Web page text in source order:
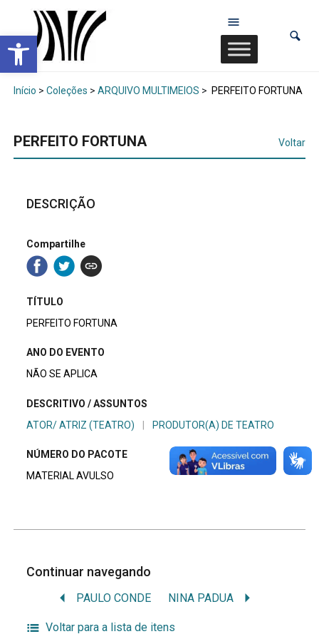
Abrir a barra de ferramentas
Início > Coleções > ARQUIVO MULTIMEIOS > PERFEITO FORTUNA
PERFEITO FORTUNA Voltar
DESCRIÇÃO
Compartilhe
TÍTULO
PERFEITO FORTUNA
ANO DO EVENTO
NÃO SE APLICA
DESCRITIVO / ASSUNTOS
ATOR/ ATRIZ (TEATRO)
PRODUTOR(A) DE TEATRO
NÚMERO DO PACOTE
MATERIAL AVULSO
Continuar navegando
PAULO CONDE NINA PADUA
Voltar para a lista de itens